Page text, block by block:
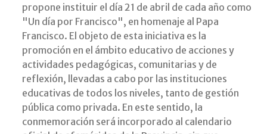
propone instituir el día 21 de abril de cada año como
"Un día por Francisco", en homenaje al Papa
Francisco. El objeto de esta iniciativa es la
promoción en el ámbito educativo de acciones y
actividades pedagógicas, comunitarias y de
reflexión, llevadas a cabo por las instituciones
educativas de todos los niveles, tanto de gestión
pública como privada. En este sentido, la
conmemoración será incorporado al calendario